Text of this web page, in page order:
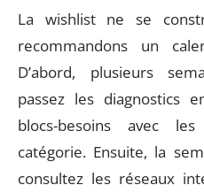
La wishlist ne se
recommandons un
D’abord, plusieurs
passez les diagnostics
blocs-besoins avec
catégorie. Ensuite, la
consultez les réseaux